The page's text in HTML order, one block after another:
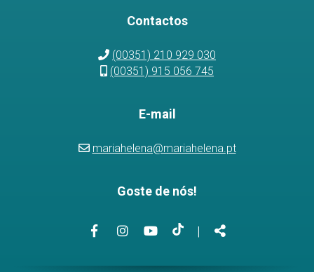
Contactos
(00351) 210 929 030
(00351) 915 056 745
E-mail
mariahelena@mariahelena.pt
Goste de nós!
Link
Link
Link
Link
|